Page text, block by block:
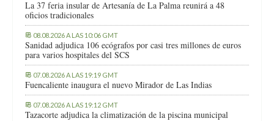
La 37 feria insular de Artesanía de La Palma reunirá a 48
oficios tradicionales
08.08.2026 A LAS 10:06 GMT
Sanidad adjudica 106 ecógrafos por casi tres millones de euros
para varios hospitales del SCS
07.08.2026 A LAS 19:19 GMT
Fuencaliente inaugura el nuevo Mirador de Las Indias
07.08.2026 A LAS 19:12 GMT
Tazacorte adjudica la climatización de la piscina municipal